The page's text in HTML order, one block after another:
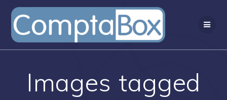
Passer
au
contenu
Images tagged